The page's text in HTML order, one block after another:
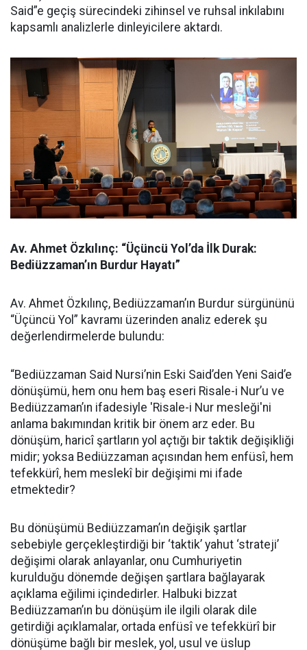
Said”e geçiş sürecindeki zihinsel ve ruhsal inkılabını
kapsamlı analizlerle dinleyicilere aktardı.
Av. Ahmet Özkılınç: “Üçüncü Yol’da İlk Durak:
Bediüzzaman’ın Burdur Hayatı”
Av. Ahmet Özkılınç, Bediüzzaman’ın Burdur sürgününü
“Üçüncü Yol” kavramı üzerinden analiz ederek şu
değerlendirmelerde bulundu:
“Bediüzzaman Said Nursi’nin Eski Said’den Yeni Said’e
dönüşümü, hem onu hem baş eseri Risale-i Nur’u ve
Bediüzzaman’ın ifadesiyle 'Risale-i Nur mesleği'ni
anlama bakımından kritik bir önem arz eder. Bu
dönüşüm, haricî şartların yol açtığı bir taktik değişikliği
midir; yoksa Bediüzzaman açısından hem enfüsî, hem
tefekkürî, hem meslekî bir değişimi mi ifade
etmektedir?
Bu dönüşümü Bediüzzaman’ın değişik şartlar
sebebiyle gerçekleştirdiği bir ‘taktik’ yahut ‘strateji’
değişimi olarak anlayanlar, onu Cumhuriyetin
kurulduğu dönemde değişen şartlara bağlayarak
açıklama eğilimi içindedirler. Halbuki bizzat
Bediüzzaman’ın bu dönüşüm ile ilgili olarak dile
getirdiği açıklamalar, ortada enfüsî ve tefekkürî bir
dönüşüme bağlı bir meslek, yol, usul ve üslup